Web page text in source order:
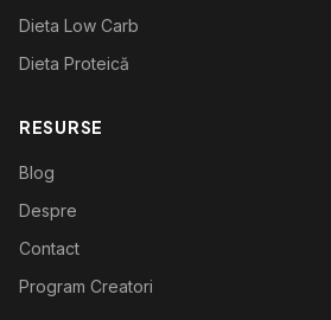
Dieta Low Carb
Dieta Proteică
RESURSE
Blog
Despre
Contact
Program Creatori